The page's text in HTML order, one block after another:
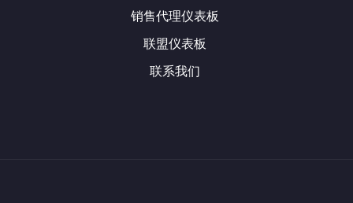
销售代理仪表板
联盟仪表板
联系我们